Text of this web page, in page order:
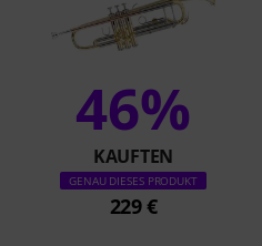
46%
KAUFTEN
GENAU DIESES PRODUKT
229 €